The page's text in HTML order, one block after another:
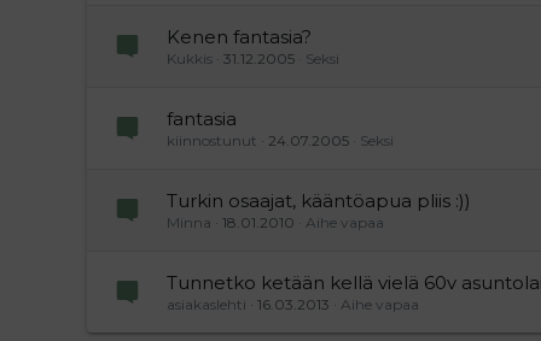
Kenen fantasia?
Kukkis 31.12.2005 Seksi
fantasia
kiinnostunut 24.07.2005 Seksi
Turkin osaajat, kääntöapua pliis :))
Minna 18.01.2010 Aihe vapaa
Tunnetko ketään kellä vielä 60v
asiakaslehti 16.03.2013 Aihe vapaa